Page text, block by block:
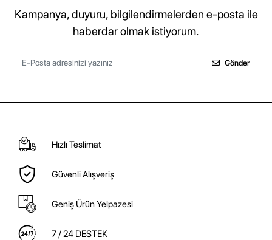
Kampanya, duyuru, bilgilendirmelerden e-posta ile
haberdar olmak istiyorum.
Gönder
Hızlı Teslimat
Güvenli Alışveriş
Geniş Ürün Yelpazesi
7 / 24 DESTEK